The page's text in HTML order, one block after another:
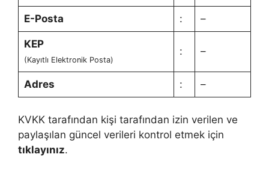
E-Posta : –
KEP
(Kayıtlı Elektronik Posta)
: –
Adres : –
KVKK tarafından kişi tarafından izin verilen ve
paylaşılan güncel verileri kontrol etmek için
tıklayınız.